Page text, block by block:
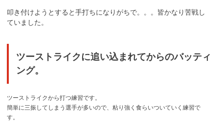
叩き付けようとすると手打ちになりがちで。。。皆かなり苦戦し
ていました。
ツーストライクに追い込まれてからのバッティ
ング。
ツーストライクから打つ練習です。
簡単に三振してしまう選手が多いので、粘り強く食らいついていく練習で
す。